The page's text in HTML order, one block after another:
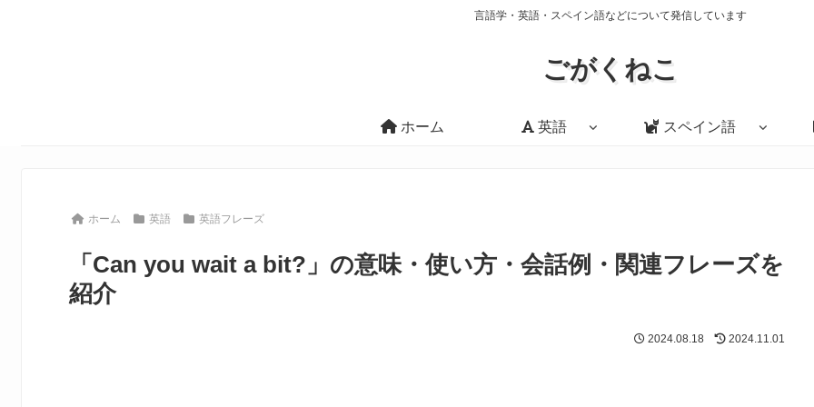
言語学・英語・スペイン語などについて発信しています
ごがくねこ
ホーム 英語 スペイン語
ホーム 英語 英語フレーズ
「Can you wait a bit?」の意味・使い方・会話例・関連フレーズを
紹介
2024.08.18 2024.11.01